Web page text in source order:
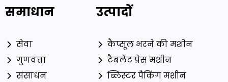
समाधान
सेवा
गुणवत्ता
संसाधन
उत्पादों
कैप्सूल भरने की मशीन
टैबलेट प्रेस मशीन
ब्लिस्टर पैकिंग मशीन